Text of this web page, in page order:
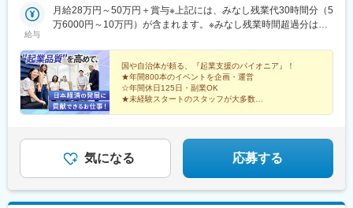
Innovation Center（神奈川県川崎市）■StartupSide Nagoya（愛
知県名古屋市）■StartupSide Osaka（大阪府大阪市）■ZET-BASE
産業交流スペース Megriba（山口県山口市）
島田駅、京急川崎駅、伏見駅(愛知県)、東向日駅、中崎町駅、神保
町駅、日比谷駅、国際センター駅、扇町駅(大阪府)
給与
月給28万円～50万円＋賞与※上記には、みなし残業代30時間分（5
万6000円～10万円）が含まれます。※みなし残業時間超過分は、
国や自治体が頼る、『起業支援のパイオニア』！
★年間800本のイベントを企画・運営
☆年間休日125日・副業OK
★未経験スタートのスタッフが大多数
気になる 応募する